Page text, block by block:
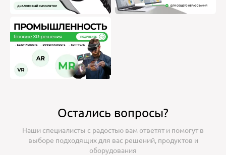
Остались вопросы?
Наши специалисты с радостью вам ответят и помогут в
выборе подходящих для вас решений, продуктов и
оборудования